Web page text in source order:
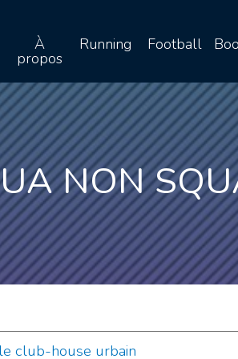
À
propos
Running Football
NON
club-house urbain